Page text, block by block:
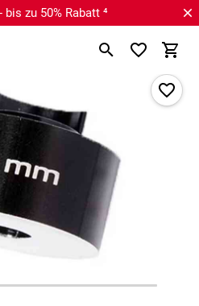
bis zu 50% Rabatt ⁴